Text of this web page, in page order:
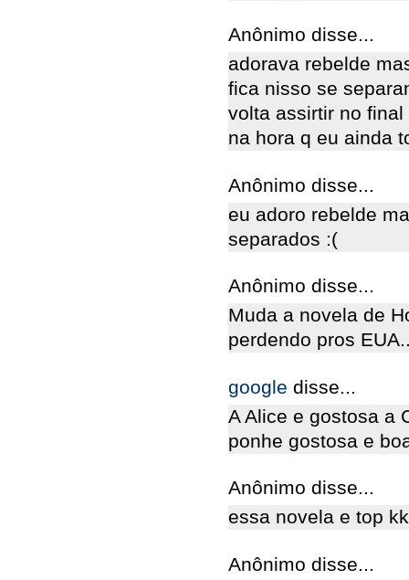
Anônimo disse...
adorava rebelde
fica nisso se
volta assirtir no
na hora q eu ainda
Anônimo disse...
eu adoro rebelde
separados :(
Anônimo disse...
Muda a novela de
perdendo pros
google disse...
A Alice e gostosa a
ponhe gostosa e
Anônimo disse...
essa novela e top
Anônimo disse...